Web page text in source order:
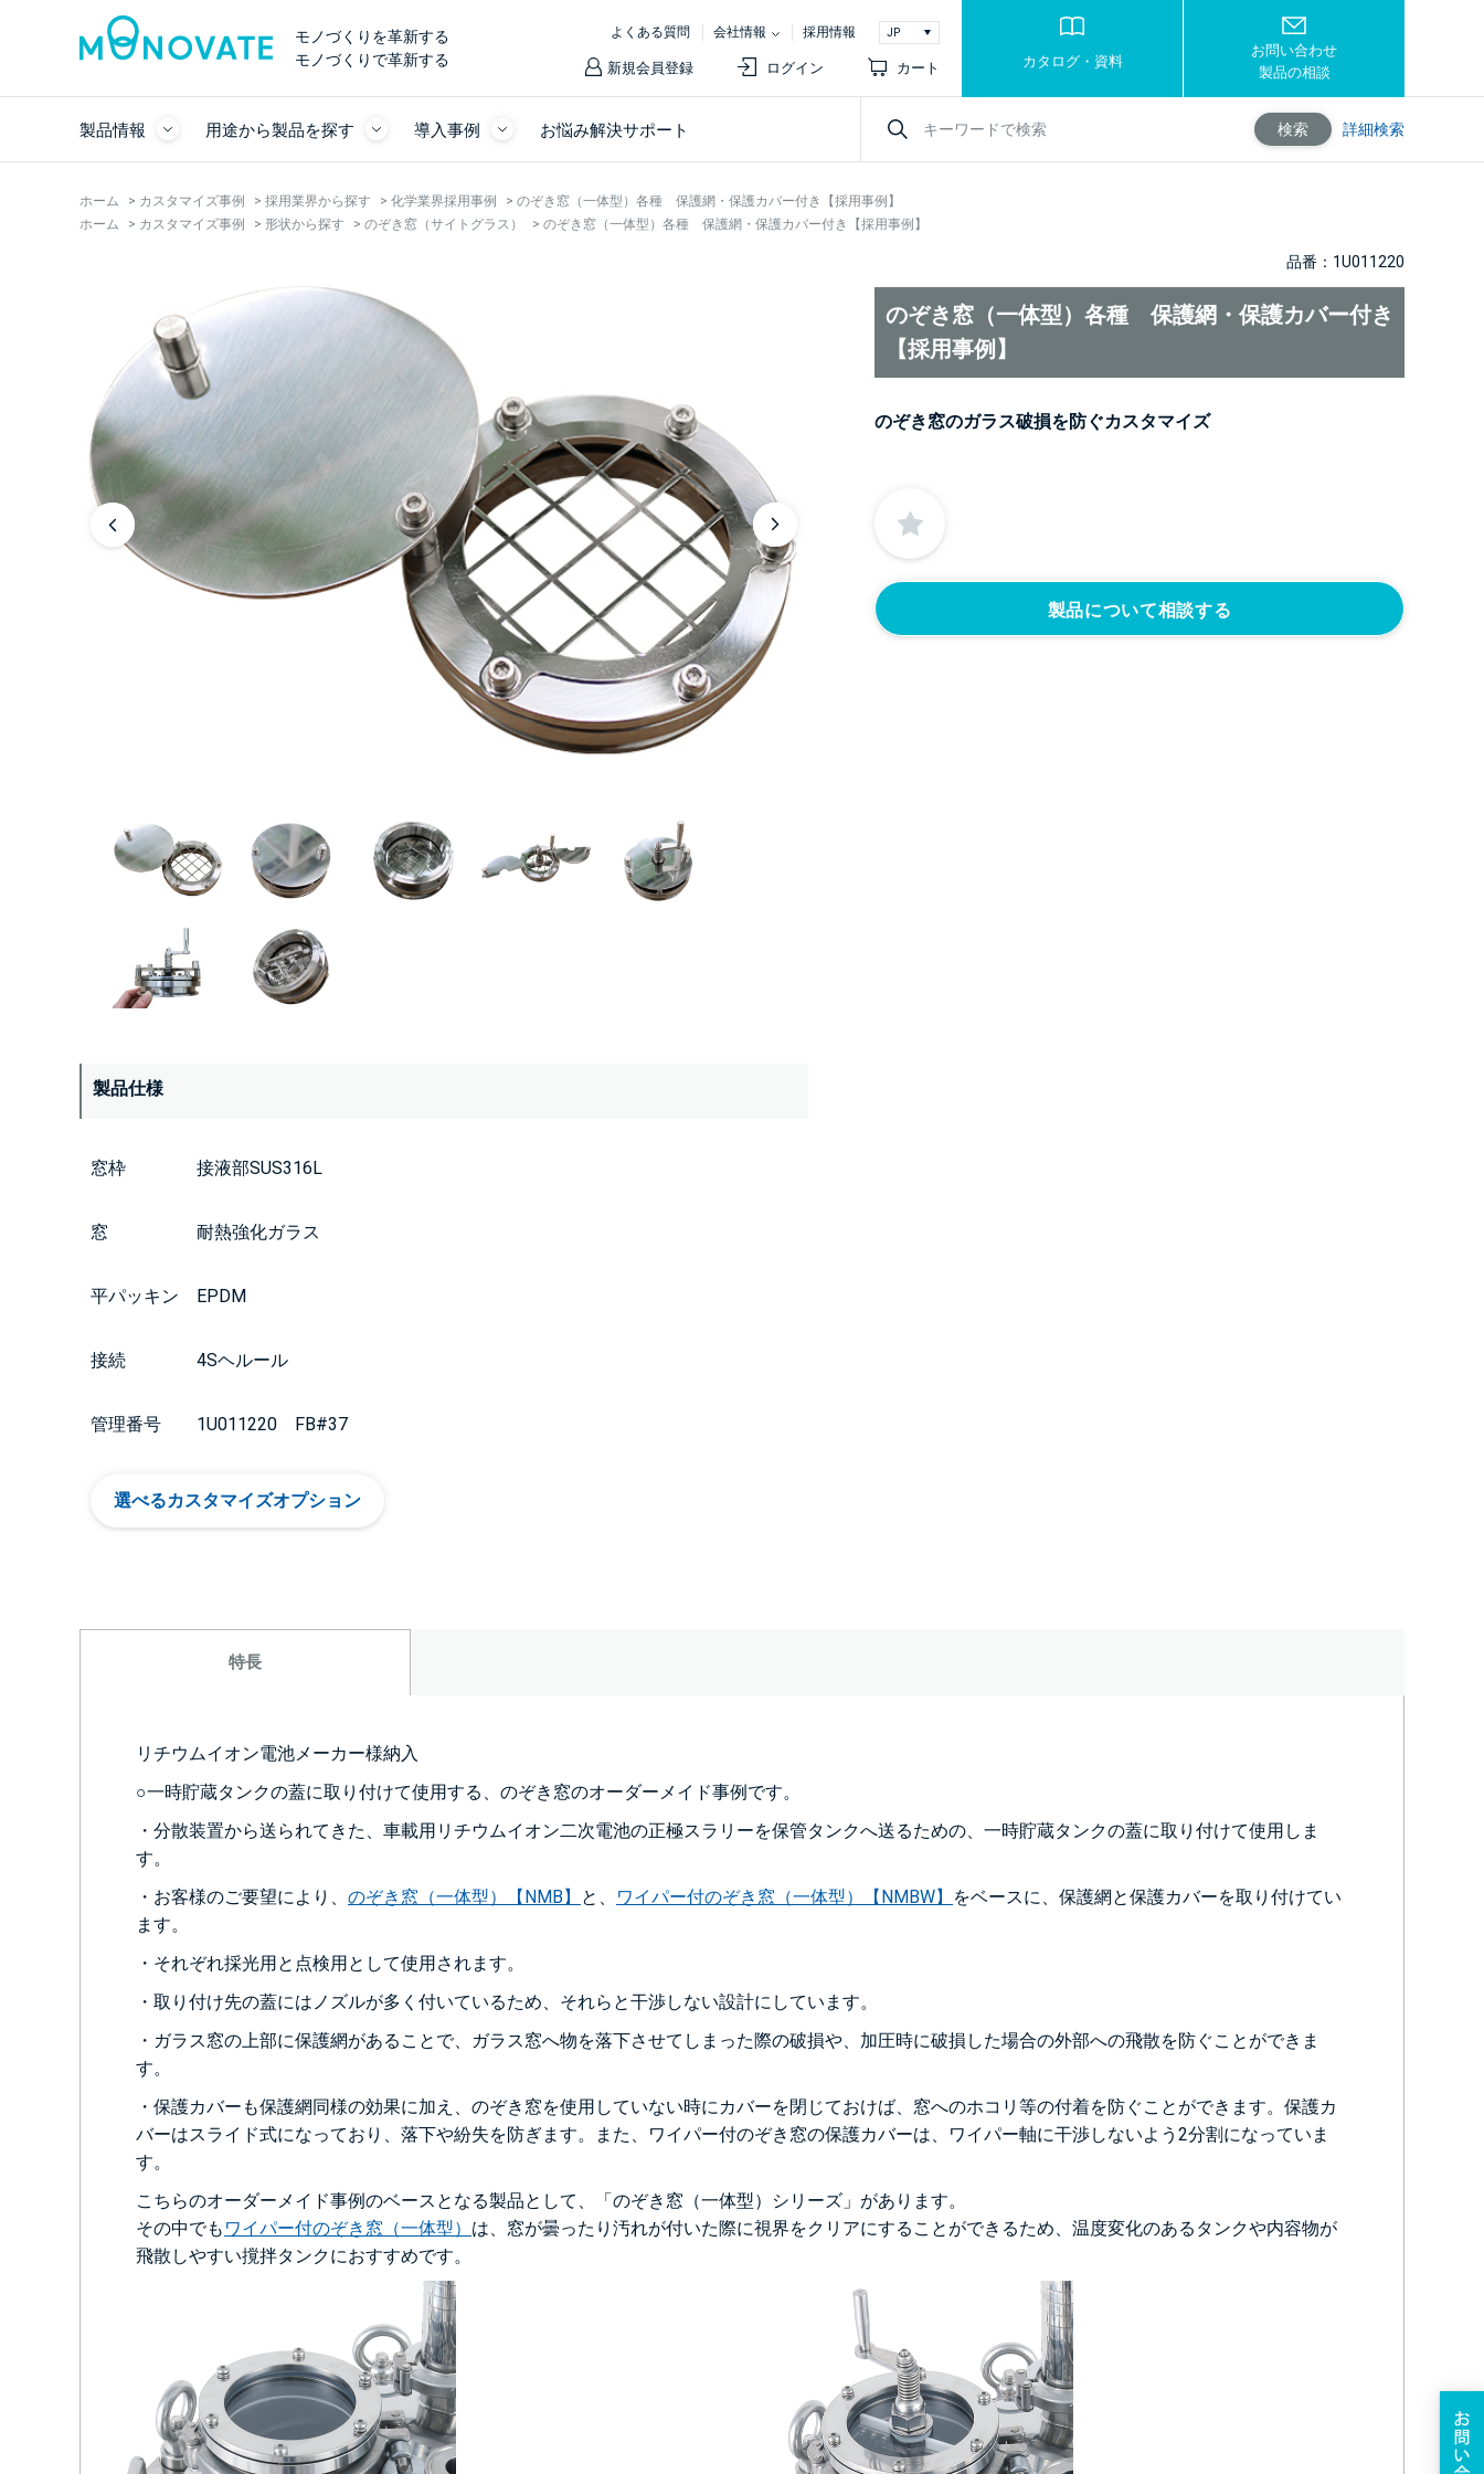
モノづくりを革新する
モノづくりで革新する
よくある質問 会社情報 採用情報
新規会員登録 ログイン カート カタログ・資料
お問い合わせ
製品の相談
製品情報 用途から製品を探す 導入事例 お悩み解決サポート 検索 詳細検索
ホーム > カスタマイズ事例 > 採用業界から探す > 化学業界採用事例 > のぞき窓（一体型）各種 保護網・保護カバー付き【採用事例】
ホーム
> カスタマイズ事例 > 形状から探す > のぞき窓（サイトグラス） > のぞき窓（一体型）各種 保護網・保護カバー付き【採用事例】
製品仕様
窓枠 接液部SUS316L
窓 耐熱強化ガラス
平パッキン EPDM
接続 4Sヘルール
管理番号 1U011220 FB#37
選べるカスタマイズオプション
品番：1U011220
のぞき窓（一体型）各種 保護網・保護カバー付き
【採用事例】
のぞき窓のガラス破損を防ぐカスタマイズ
製品について相談する
特長
リチウムイオン電池メーカー様納入
○一時貯蔵タンクの蓋に取り付けて使用する、のぞき窓のオーダーメイド事例です。
・分散装置から送られてきた、車載用リチウムイオン二次電池の正極スラリーを保管タンクへ送るための、一時貯蔵タンクの蓋に取り付けて使用しま
す。
・お客様のご要望により、 のぞき窓（一体型）【NMB】 と、 ワイパー付のぞき窓（一体型）【NMBW】
をベースに、保護網と保護カバーを取り付けてい
ます。
・それぞれ採光用と点検用として使用されます。
・取り付け先の蓋にはノズルが多く付いているため、それらと干渉しない設計にしています。
・ガラス窓の上部に保護網があることで、ガラス窓へ物を落下させてしまった際の破損や、加圧時に破損した場合の外部への飛散を防ぐことができま
す。
・保護カバーも保護網同様の効果に加え、のぞき窓を使用していない時にカバーを閉じておけば、窓へのホコリ等の付着を防ぐことができます。保護カ
バーはスライド式になっており、落下や紛失を防ぎます。また、ワイパー付のぞき窓の保護カバーは、ワイパー軸に干渉しないよう2分割になっていま
す。
こちらのオーダーメイド事例のベースとなる製品として、「のぞき窓（一体型）シリーズ」があります。
その中でも ワイパー付のぞき窓（一体型） は、窓が曇ったり汚れが付いた際に視界をクリアにすることができるため、温度変化のあるタンクや内容物が
飛散しやすい撹拌タンクにおすすめです。